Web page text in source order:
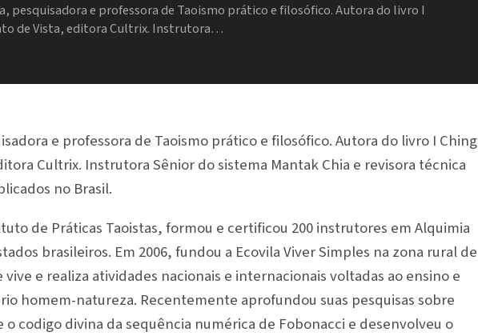
pesquisadora e professora de Taoismo prático e filosófico. Autora do livro I
de Vista, editora Cultrix. Instrutora…
e professora de Taoismo prático e filosófico. Autora do livro I Ching
Cultrix. Instrutora Sênior do sistema Mantak Chia e revisora técnica
no Brasil.
de Práticas Taoistas, formou e certificou 200 instrutores em Alquimia
brasileiros. Em 2006, fundou a Ecovila Viver Simples na zona rural de
e realiza atividades nacionais e internacionais voltadas ao ensino e
homem-natureza. Recentemente aprofundou suas pesquisas sobre
o codigo divina da sequência numérica de Fobonacci e desenvolveu o